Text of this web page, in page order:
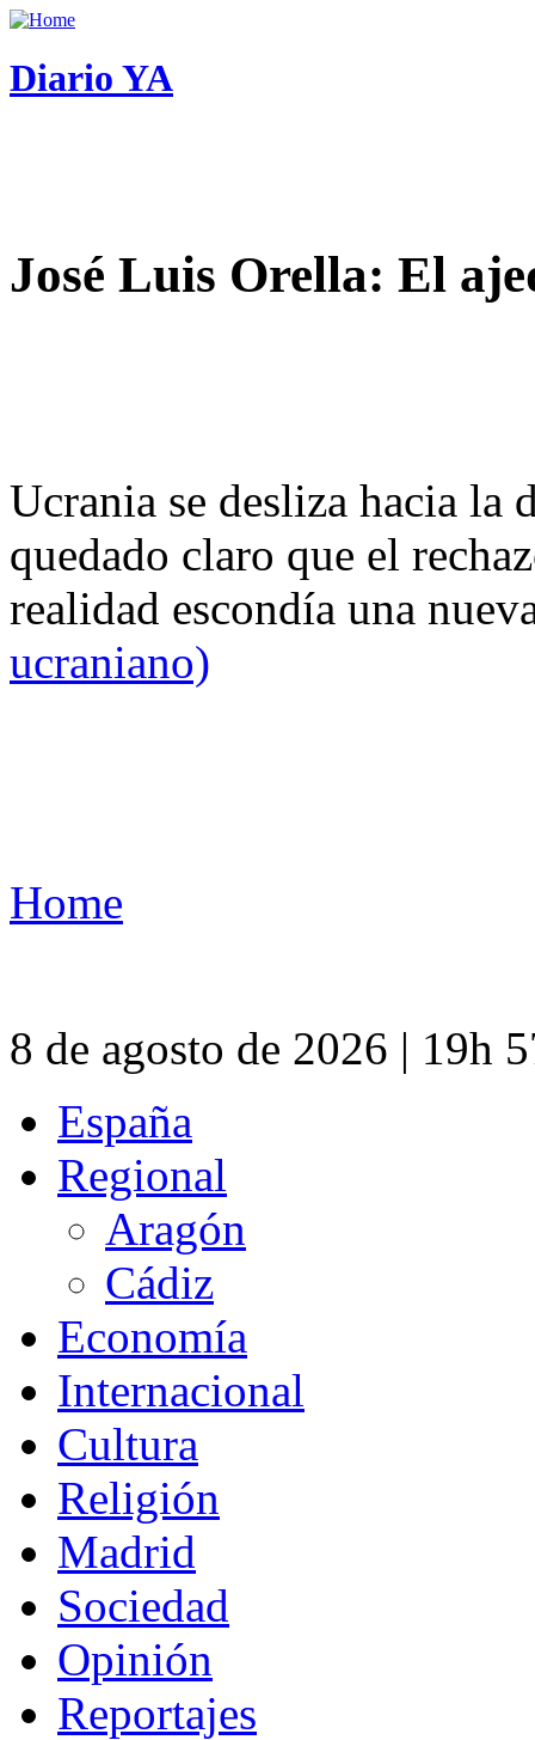
Diario YA
José Luis Orella: El
Ucrania se desliza hacia
quedado claro que el
realidad escondía una
ucraniano)
Home
8 de agosto de 2026 | 19h
España
Regional
Aragón
Cádiz
Economía
Internacional
Cultura
Religión
Madrid
Sociedad
Opinión
Reportajes